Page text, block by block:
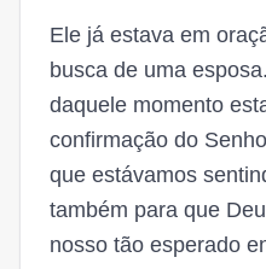
Ele já estava em
busca de uma
daquele momento
confirmação do
que estávamos
também para que
nosso tão esperado